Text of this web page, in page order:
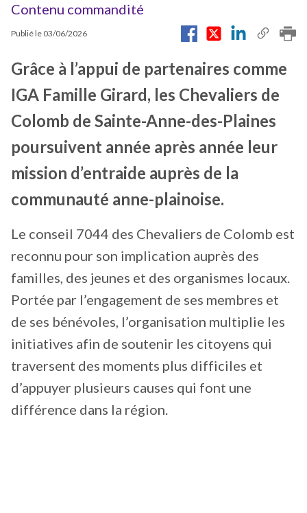
Contenu commandité
Publié le 03/06/2026
Grâce à l’appui de partenaires comme
IGA Famille Girard, les Chevaliers de
Colomb de Sainte-Anne-des-Plaines
poursuivent année après année leur
mission d’entraide auprès de la
communauté anne-plainoise.
Le conseil 7044 des Chevaliers de Colomb est
reconnu pour son implication auprès des
familles, des jeunes et des organismes locaux.
Portée par l’engagement de ses membres et
de ses bénévoles, l’organisation multiplie les
initiatives afin de soutenir les citoyens qui
traversent des moments plus difficiles et
d’appuyer plusieurs causes qui font une
différence dans la région.